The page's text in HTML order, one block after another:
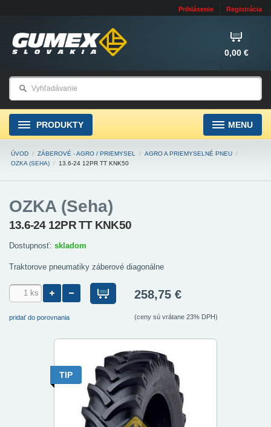
Prihlásenie Registrácia
0,00 €
PRODUKTY MENU
ÚVOD / ZÁBEROVÉ - AGRO / PRIEMYSEL / AGRO A PRIEMYSELNÉ PNEU /
OZKA (SEHA) / 13.6-24 12PR TT KNK50
OZKA (Seha)
13.6-24 12PR TT KNK50
Dostupnosť: skladom
Traktorove pneumatiky záberové diagonálne
pridať do porovnania
258,75 €
(ceny sú vrátane 23% DPH)
TIP